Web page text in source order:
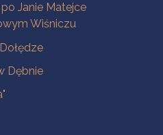
Janie Matejce
Wiśniczu
Dębnie